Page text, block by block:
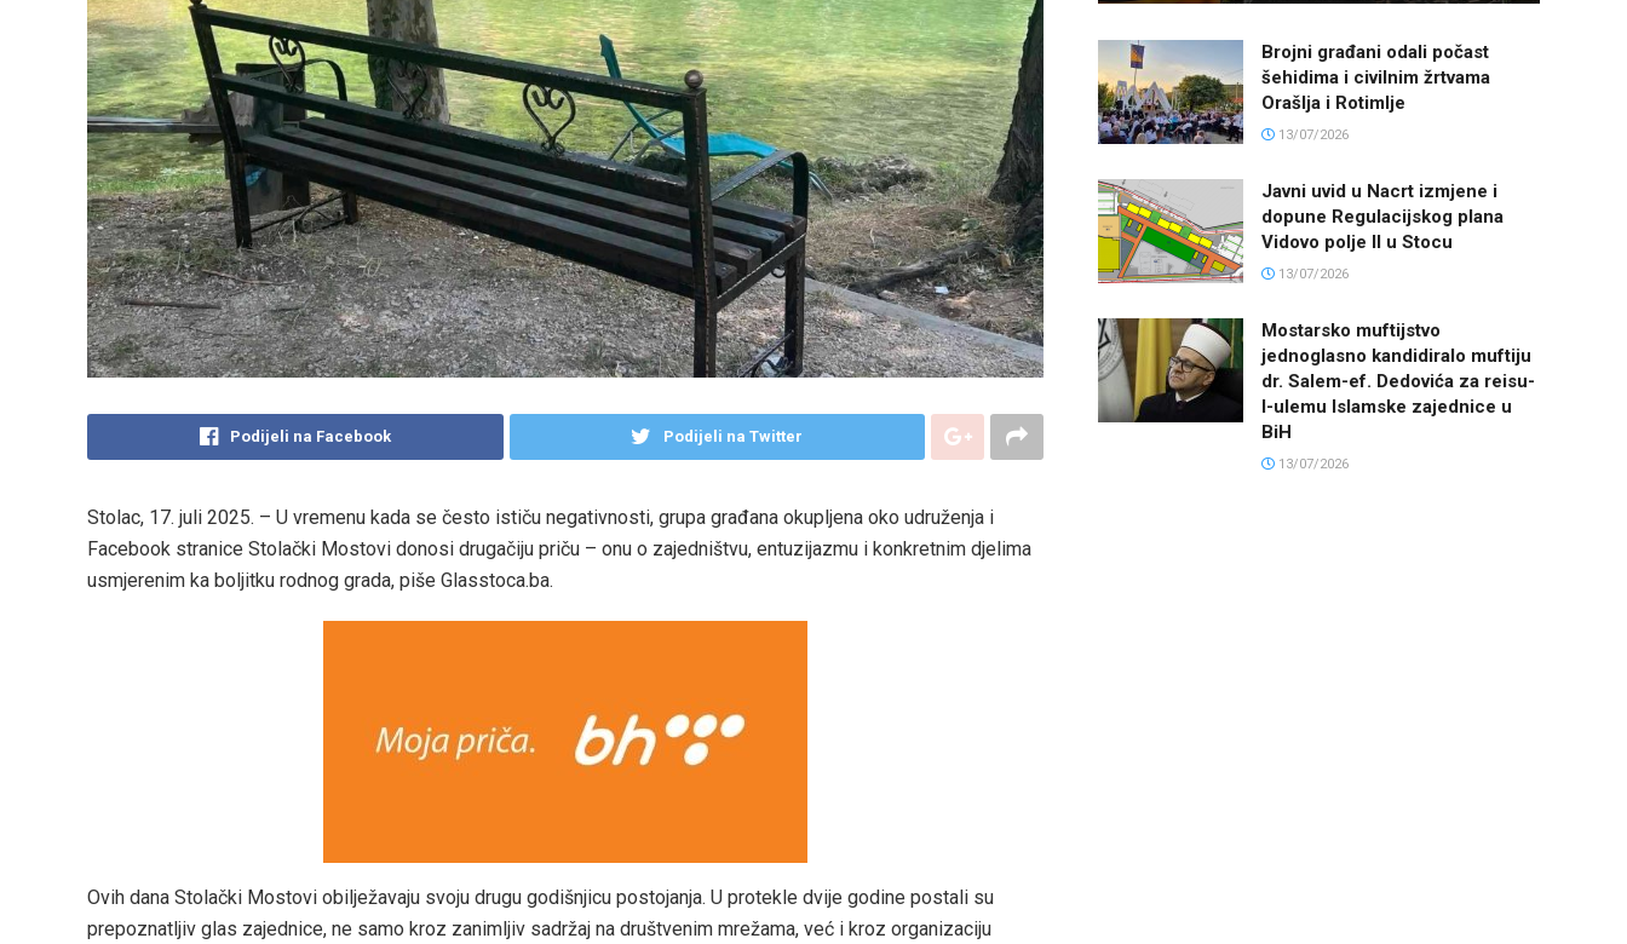
Podijeli na Facebook Podijeli na Twitter
Stolac, 17. juli 2025. – U vremenu kada se često ističu negativnosti, grupa građana okupljena oko udruženja i
Facebook stranice Stolački Mostovi donosi drugačiju priču – onu o zajedništvu, entuzijazmu i konkretnim djelima
usmjerenim ka boljitku rodnog grada, piše Glasstoca.ba.
Ovih dana Stolački Mostovi obilježavaju svoju drugu godišnjicu postojanja. U protekle dvije godine postali su
prepoznatljiv glas zajednice, ne samo kroz zanimljiv sadržaj na društvenim mrežama, već i kroz organizaciju
Brojni građani odali počast
šehidima i civilnim žrtvama
Orašlja i Rotimlje
13/07/2026
Javni uvid u Nacrt izmjene i
dopune Regulacijskog plana
Vidovo polje II u Stocu
13/07/2026
Mostarsko muftijstvo
jednoglasno kandidiralo muftiju
dr. Salem-ef. Dedovića za reisu-
l-ulemu Islamske zajednice u
BiH
13/07/2026